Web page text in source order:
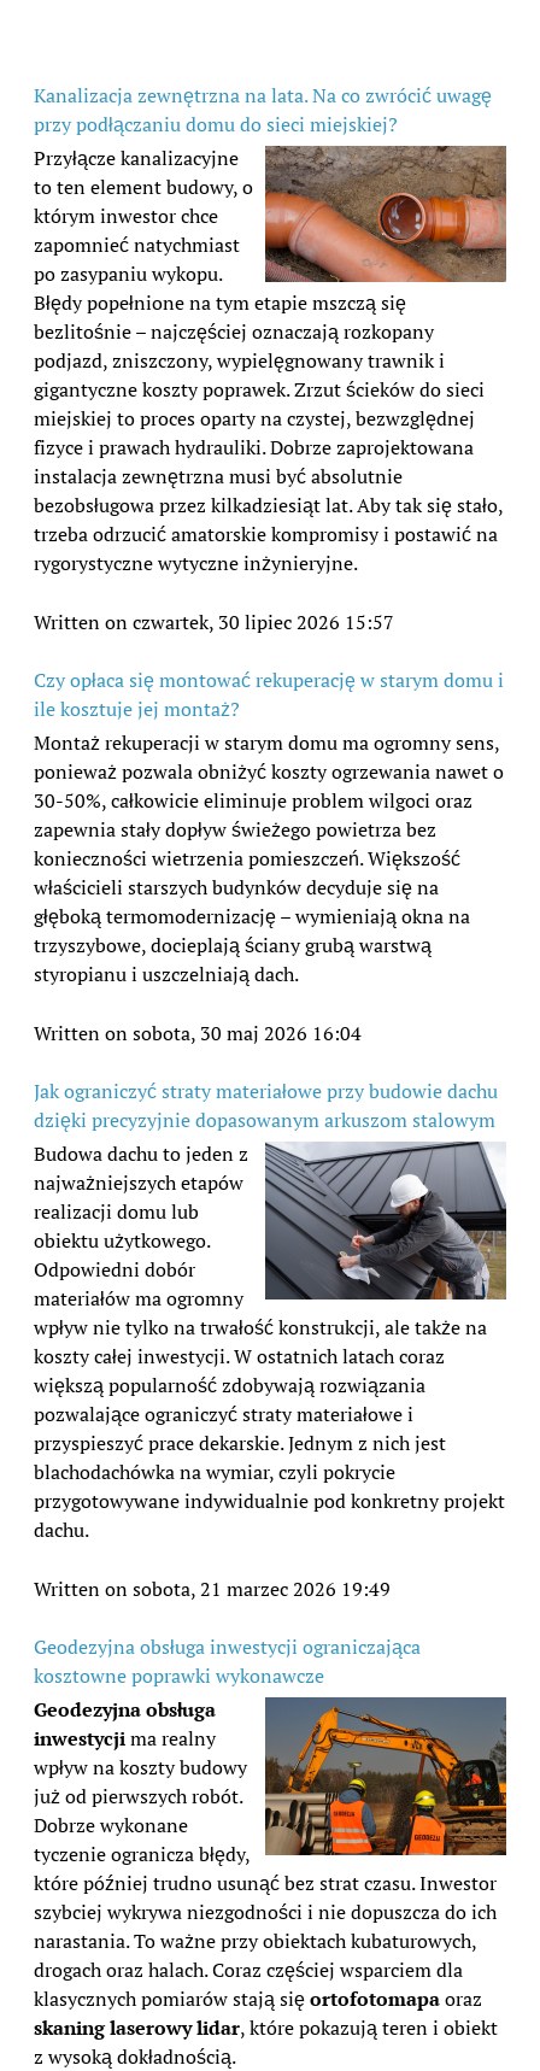
Kanalizacja zewnętrzna na lata. Na co zwrócić uwagę
przy podłączaniu domu do sieci miejskiej?
Przyłącze kanalizacyjne
to ten element budowy, o
którym inwestor chce
zapomnieć natychmiast
po zasypaniu wykopu.
Błędy popełnione na tym etapie mszczą się
bezlitośnie – najczęściej oznaczają rozkopany
podjazd, zniszczony, wypielęgnowany trawnik i
gigantyczne koszty poprawek. Zrzut ścieków do sieci
miejskiej to proces oparty na czystej, bezwzględnej
fizyce i prawach hydrauliki. Dobrze zaprojektowana
instalacja zewnętrzna musi być absolutnie
bezobsługowa przez kilkadziesiąt lat. Aby tak się stało,
trzeba odrzucić amatorskie kompromisy i postawić na
rygorystyczne wytyczne inżynieryjne.
Written on czwartek, 30 lipiec 2026 15:57
Czy opłaca się montować rekuperację w starym domu i
ile kosztuje jej montaż?
Montaż rekuperacji w starym domu ma ogromny sens,
ponieważ pozwala obniżyć koszty ogrzewania nawet o
30-50%, całkowicie eliminuje problem wilgoci oraz
zapewnia stały dopływ świeżego powietrza bez
konieczności wietrzenia pomieszczeń. Większość
właścicieli starszych budynków decyduje się na
głęboką termomodernizację – wymieniają okna na
trzyszybowe, docieplają ściany grubą warstwą
styropianu i uszczelniają dach.
Written on sobota, 30 maj 2026 16:04
Jak ograniczyć straty materiałowe przy budowie dachu
dzięki precyzyjnie dopasowanym arkuszom stalowym
Budowa dachu to jeden z
najważniejszych etapów
realizacji domu lub
obiektu użytkowego.
Odpowiedni dobór
materiałów ma ogromny
wpływ nie tylko na trwałość konstrukcji, ale także na
koszty całej inwestycji. W ostatnich latach coraz
większą popularność zdobywają rozwiązania
pozwalające ograniczyć straty materiałowe i
przyspieszyć prace dekarskie. Jednym z nich jest
blachodachówka na wymiar, czyli pokrycie
przygotowywane indywidualnie pod konkretny projekt
dachu.
Written on sobota, 21 marzec 2026 19:49
Geodezyjna obsługa inwestycji ograniczająca
kosztowne poprawki wykonawcze
Geodezyjna obsługa
inwestycjima realny
wpływ na koszty budowy
już od pierwszych robót.
Dobrze wykonane
tyczenie ogranicza błędy,
które później trudno usunąć bez strat czasu. Inwestor
szybciej wykrywa niezgodności i nie dopuszcza do ich
narastania. To ważne przy obiektach kubaturowych,
drogach oraz halach. Coraz częściej wsparciem dla
klasycznych pomiarów stają sięortofotomapaoraz
skaning laserowy lidar, które pokazują teren i obiekt
z wysoką dokładnością.